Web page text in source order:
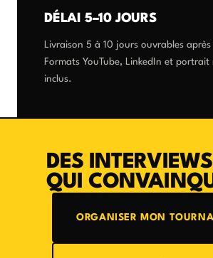
DÉLAI 5–10 JOURS
Livraison 5 à 10 jours ouvrables
Formats YouTube, LinkedIn et portrait
inclus.
DES INTERVIEWS
QUI
ORGANISER MON